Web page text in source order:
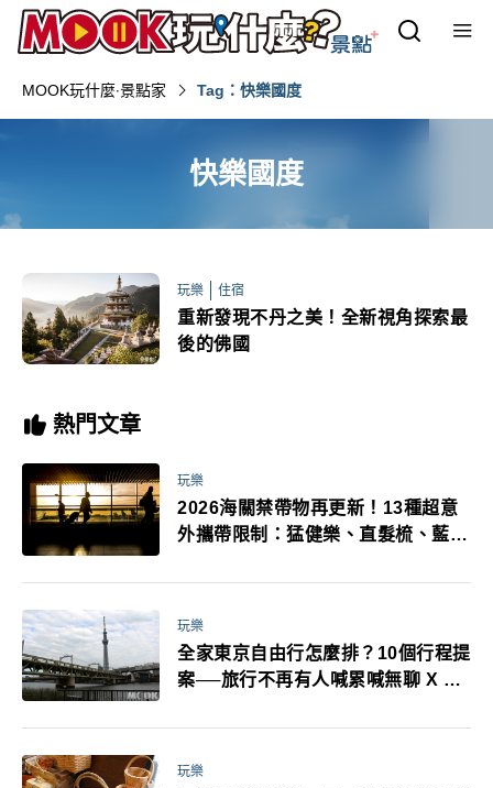
MOOK玩什麼‧景點家 Tag：快樂國度
快樂國度
玩樂 住宿
重新發現不丹之美！全新視角探索最
後的佛國
熱門文章
玩樂
2026海關禁帶物再更新！13種超意
外攜帶限制：猛健樂、直髮梳、藍牙
萬！注意事項一次看！
玩樂
全家東京自由行怎麼排？10個行程提
案──旅行不再有人喊累喊無聊 X 爸
玩樂